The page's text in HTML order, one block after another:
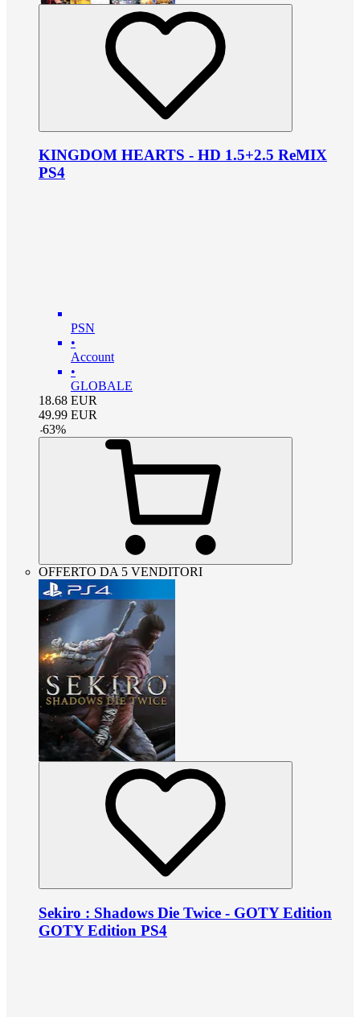
KINGDOM HEARTS - HD 1.5+2.5 ReMIX
PS4
PSN
•
Account
•
GLOBALE
18.68 EUR
49.99 EUR
-63%
OFFERTO DA 5 VENDITORI
Sekiro : Shadows Die Twice - GOTY Edition
GOTY Edition PS4